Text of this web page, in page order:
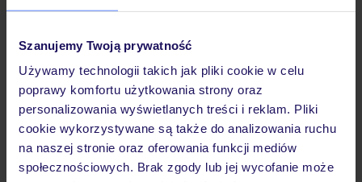
Szanujemy Twoją prywatność
Używamy technologii takich jak pliki cookie w celu
poprawy komfortu użytkowania strony oraz
personalizowania wyświetlanych treści i reklam. Pliki
cookie wykorzystywane są także do analizowania ruchu
na naszej stronie oraz oferowania funkcji mediów
społecznościowych. Brak zgody lub jej wycofanie może
Sprawdź szczegóły
wariantów ochrony »